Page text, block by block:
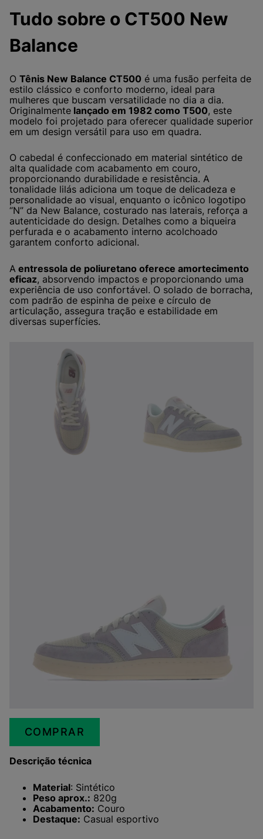
Tudo sobre o CT500 New
Balance
​O Tênis New Balance CT500 é uma fusão perfeita de
estilo clássico e conforto moderno, ideal para
mulheres que buscam versatilidade no dia a dia.
Originalmente lançado em 1982 como T500, este
modelo foi projetado para oferecer qualidade superior
em um design versátil para uso em quadra.
O cabedal é confeccionado em material sintético de
alta qualidade com acabamento em couro,
proporcionando durabilidade e resistência. A
tonalidade lilás adiciona um toque de delicadeza e
personalidade ao visual, enquanto o icônico logotipo
“N” da New Balance, costurado nas laterais, reforça a
autenticidade do design. Detalhes como a biqueira
perfurada e o acabamento interno acolchoado
garantem conforto adicional.
A entressola de poliuretano oferece amortecimento
eficaz, absorvendo impactos e proporcionando uma
experiência de uso confortável. O solado de borracha,
com padrão de espinha de peixe e círculo de
articulação, assegura tração e estabilidade em
diversas superfícies.
COMPRAR
Descrição técnica
Material: Sintético
Peso aprox.: 820g
Acabamento: Couro
Destaque: Casual esportivo